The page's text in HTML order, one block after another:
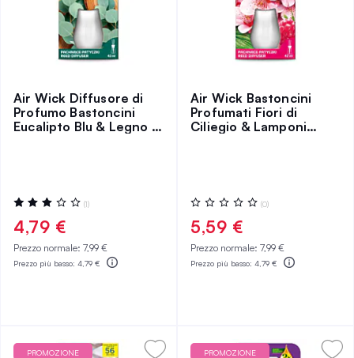
Air Wick Diffusore di
Profumo Bastoncini
Eucalipto Blu & Legno di
Valutazione:
60%
(1)
4,79 €
Prezzo normale: 7,99 €
Prezzo più basso: 4,79 €
Air Wick Bastoncini
Profumati Fiori di
Ciliegio & Lamponi
Valutazione:
0%
(0)
5,59 €
Prezzo normale: 7,99 €
Prezzo più basso: 4,79 €
PROMOZIONE PROMOZIONE